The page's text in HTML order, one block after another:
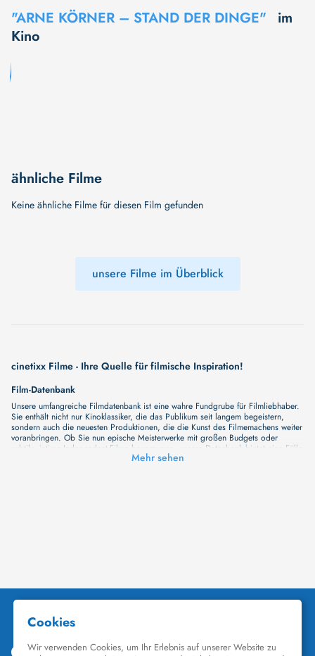
"ARNE KÖRNER – STAND DER DINGE"
im
Kino
ähnliche Filme
Keine ähnliche Filme für diesen Film gefunden
unsere Filme im Überblick
cinetixx Filme - Ihre Quelle für filmische Inspiration!
Film-Datenbank
Unsere umfangreiche Filmdatenbank ist eine wahre Fundgrube für Filmliebhaber.
Sie enthält nicht nur Kinoklassiker, die das Publikum seit langem begeistern,
sondern auch die neuesten Produktionen, die die Kunst des Filmemachens weiter
voranbringen. Ob Sie nun epische Meisterwerke mit großen Budgets oder
subtile, intime Independent-Filme bevorzugen, unsere Datenbank bietet eine Fülle
von Inhalten, die Ihr Herz und Ihren Geist berühren werden. Beim Durchstöbern
Kinematographie zu einer noch faszinierenderen Welt werden, die Sie erkunden
Schauspieler-Datenbank
wir Sie dazu ein, Informationen über Ihre Lieblingskünstler zu entdecken. Bei uns
Mehr sehen